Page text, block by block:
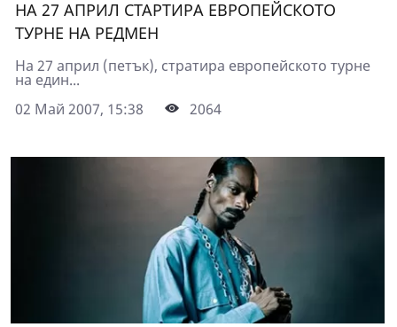
НА 27 АПРИЛ СТАРТИРА ЕВРОПЕЙСКОТО
ТУРНЕ НА РЕДМЕН
На 27 април (петък), стратира европейското турне
на един...
02 Май 2007, 15:38
2064